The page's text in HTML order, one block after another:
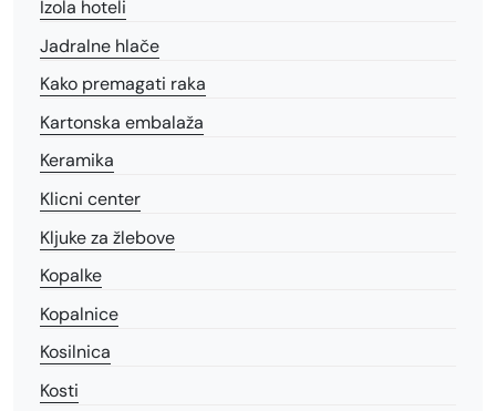
Izola hoteli
Jadralne hlače
Kako premagati raka
Kartonska embalaža
Keramika
Klicni center
Kljuke za žlebove
Kopalke
Kopalnice
Kosilnica
Kosti